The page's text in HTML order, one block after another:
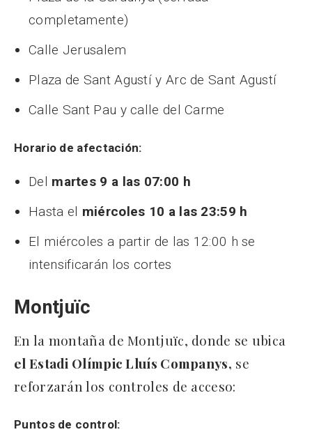
completamente)
Calle Jerusalem
Plaza de Sant Agustí y Arc de Sant Agustí
Calle Sant Pau y calle del Carme
Horario de afectación:
Del martes 9 a las 07:00 h
Hasta el miércoles 10 a las 23:59 h
El miércoles a partir de las 12:00 h se
intensificarán los cortes
Montjuïc
En la montaña de Montjuïc, donde se ubica
el Estadi Olímpic Lluís Companys, se
reforzarán los controles de acceso:
Puntos de control: